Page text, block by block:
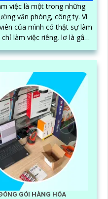
việc là một trong những
văn phòng, công ty. Vì
của mình có thật sự làm
làm việc riêng, lơ là gây
GÓI HÀNG HÓA